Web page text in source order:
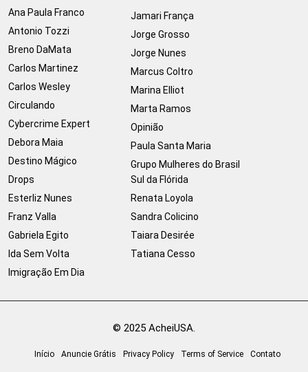
Ana Paula Franco
Antonio Tozzi
Breno DaMata
Carlos Martinez
Carlos Wesley
Circulando
Cybercrime Expert
Debora Maia
Destino Mágico
Drops
Esterliz Nunes
Franz Valla
Gabriela Egito
Ida Sem Volta
Imigração Em Dia
Jamari França
Jorge Grosso
Jorge Nunes
Marcus Coltro
Marina Elliot
Marta Ramos
Opinião
Paula Santa Maria
Grupo Mulheres do Brasil
Sul da Flórida
Renata Loyola
Sandra Colicino
Taiara Desirée
Tatiana Cesso
© 2025 AcheiUSA.
Início Anuncie Grátis Privacy Policy Terms of Service Contato